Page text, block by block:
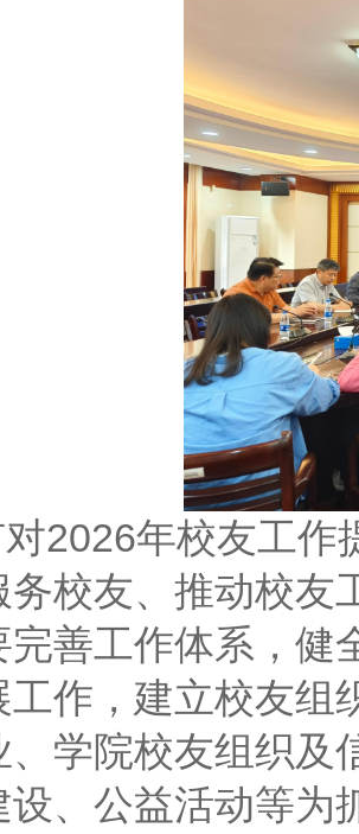
2026年校友工作
务校友、推动校友
完善工作体系，健
工作，建立校友组
、学院校友组织及
设、公益活动等为